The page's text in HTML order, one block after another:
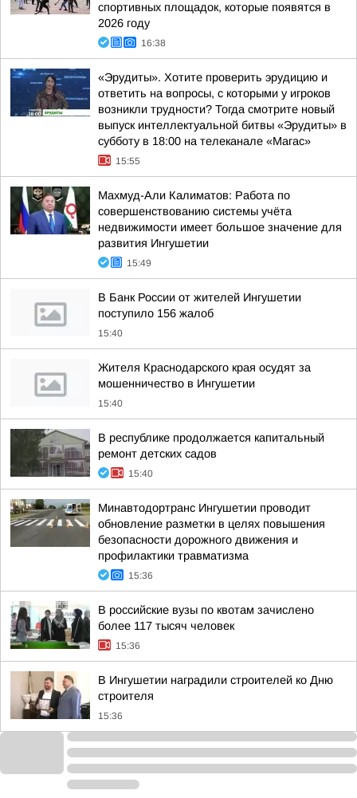
спортивных площадок, которые появятся в
2026 году
16:38
«Эрудиты». Хотите проверить эрудицию и
ответить на вопросы, с которыми у игроков
возникли трудности? Тогда смотрите новый
выпуск интеллектуальной битвы «Эрудиты» в
субботу в 18:00 на телеканале «Магас»
15:55
Махмуд-Али Калиматов: Работа по
совершенствованию системы учёта
недвижимости имеет большое значение для
развития Ингушетии
15:49
В Банк России от жителей Ингушетии
поступило 156 жалоб
15:40
Жителя Краснодарского края осудят за
мошенничество в Ингушетии
15:40
В республике продолжается капитальный
ремонт детских садов
15:40
Минавтодортранс Ингушетии проводит
обновление разметки в целях повышения
безопасности дорожного движения и
профилактики травматизма
15:36
В российские вузы по квотам зачислено
более 117 тысяч человек
15:36
В Ингушетии наградили строителей ко Дню
строителя
15:36